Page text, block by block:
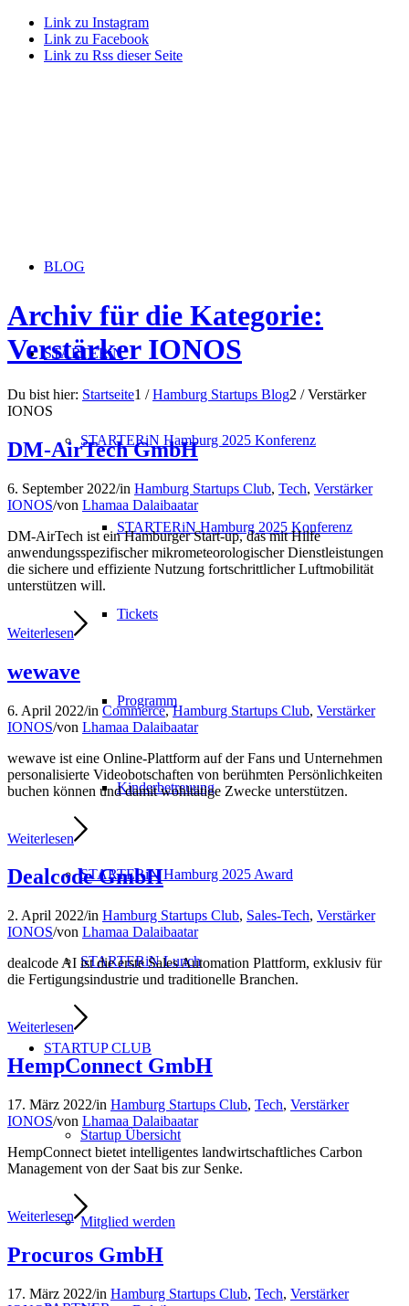
Link zu Instagram
Link zu Facebook
Link zu Rss dieser Seite
BLOG
STARTERiN
STARTERiN Hamburg 2025 Konferenz
STARTERiN Hamburg 2025 Konferenz
Tickets
Programm
Kinderbetreuung
STARTERiN Hamburg 2025 Award
STARTERiN Lunch
STARTUP CLUB
Startup Übersicht
Mitglied werden
Archiv für die Kategorie:
Verstärker IONOS
Du bist hier: Startseite1 / Hamburg Startups Blog2 / Verstärker
IONOS
DM-AirTech GmbH
6. September 2022/in Hamburg Startups Club, Tech, Verstärker
IONOS/von Lhamaa Dalaibaatar
DM-AirTech ist ein Hamburger Start-up, das mit Hilfe
anwendungsspezifischer mikrometeorologischer Dienstleistungen
die sichere und effiziente Nutzung fortschrittlicher Luftmobilität
unterstützen will.
Weiterlesen
wewave
6. April 2022/in Commerce,Hamburg Startups Club, Verstärker
IONOS/von Lhamaa Dalaibaatar
wewave ist eine Online-Plattform auf der Fans und Unternehmen
personalisierte Videobotschaften von berühmten Persönlichkeiten
buchen können und damit wohltätige Zwecke unterstützen.
Weiterlesen
Dealcode GmbH
2. April 2022/in Hamburg Startups Club, Sales-Tech, Verstärker
IONOS/von Lhamaa Dalaibaatar
dealcode AI ist die erste Sales Automation Plattform, exklusiv für
die Fertigungsindustrie und traditionelle Branchen.
Weiterlesen
HempConnect GmbH
17. März 2022/in Hamburg Startups Club, Tech, Verstärker
IONOS/von Lhamaa Dalaibaatar
HempConnect bietet intelligentes landwirtschaftliches Carbon
Management von der Saat bis zur Senke.
Weiterlesen
Procuros GmbH
17. März 2022/in Hamburg Startups Club, Tech, Verstärker